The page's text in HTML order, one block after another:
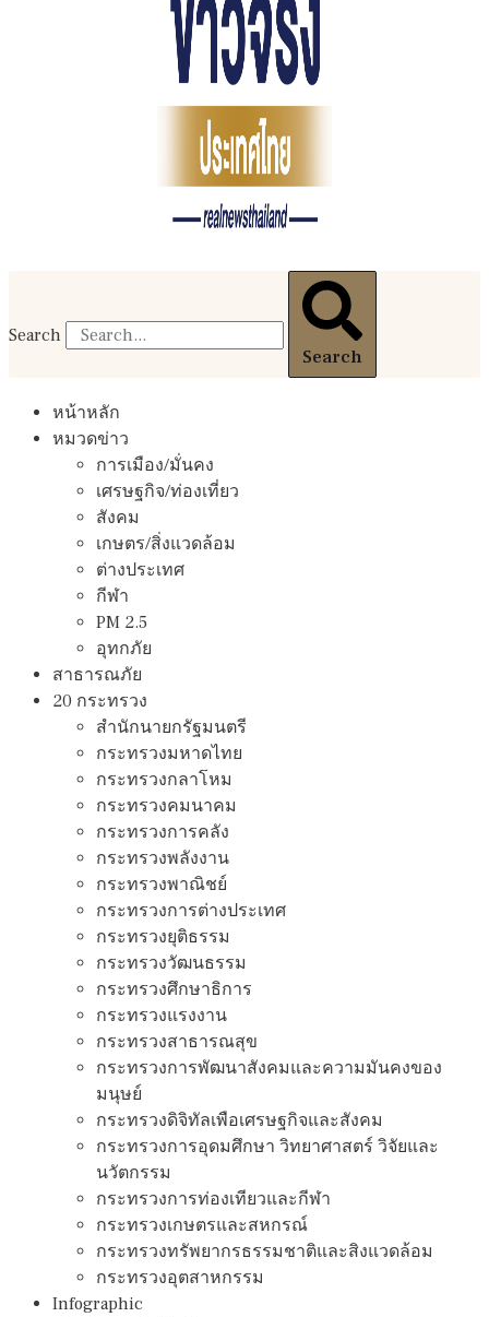
Search
Search
หน้าหลัก
หมวดข่าว
การเมือง/มั่นคง
เศรษฐกิจ/ท่องเที่ยว
สังคม
เกษตร/สิ่งแวดล้อม
ต่างประเทศ
กีฬา
PM 2.5
อุทกภัย
สาธารณภัย
20 กระทรวง
สํานักนายกรัฐมนตรี
กระทรวงมหาดไทย
กระทรวงกลาโหม
กระทรวงคมนาคม
กระทรวงการคลัง
กระทรวงพลังงาน
กระทรวงพาณิชย์
กระทรวงการต่างประเทศ
กระทรวงยุติธรรม
กระทรวงวัฒนธรรม
กระทรวงศึกษาธิการ
กระทรวงแรงงาน
กระทรวงสาธารณสุข
กระทรวงการพัฒนาสังคมและความมันคงของ
มนุษย์
กระทรวงดิจิทัลเพือเศรษฐกิจและสังคม
กระทรวงการอุดมศึกษา วิทยาศาสตร์ วิจัยและ
นวัตกรรม
กระทรวงการท่องเทียวและกีฬา
กระทรวงเกษตรและสหกรณ์
กระทรวงทรัพยากรธรรมชาติและสิงแวดล้อม
กระทรวงอุตสาหกรรม
Infographic